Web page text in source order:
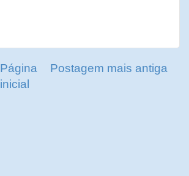
Postagem mais antiga
Página
inicial